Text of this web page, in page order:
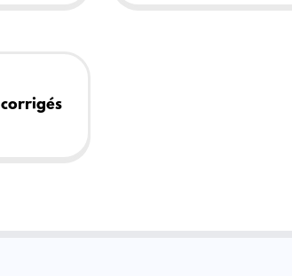
corrigés